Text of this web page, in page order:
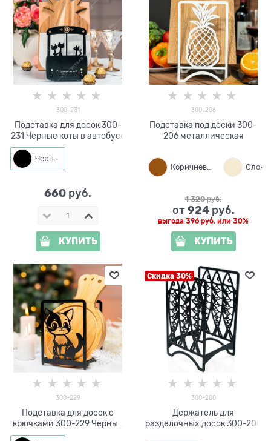
300-231
Подставка для досок 300-
231 Черные коты в автобусе
Черный
660 руб.
КУПИТЬ
300-206
Подставка под доски 300-
206 металлическая
Коричневый
1 320 руб.
от 924 руб.
выгода 396 руб. или 30%
КУПИТЬ
300-229
Подставка для досок с
крючками 300-229 Чёрный
Кот
Скидка 30%
300-200
Держатель для
разделочных досок 300-200